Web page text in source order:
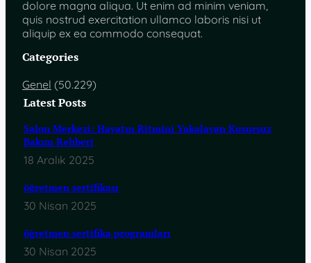
dolore magna aliqua. Ut enim ad minim veniam,
quis nostrud exercitation ullamco laboris nisi ut
aliquip ex ea commodo consequat.
Categories
Genel (50.229)
Latest Posts
Salon Merkezi: Hayatın Ritmini Yakalayan Kusursuz
Bakım Rehberi
18 Aralık 2025
öğretmen sertifikası
30 Nisan 2025
öğretmen sertifika programları
30 Nisan 2025